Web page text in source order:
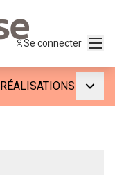
Se connecter
RÉALISATIONS